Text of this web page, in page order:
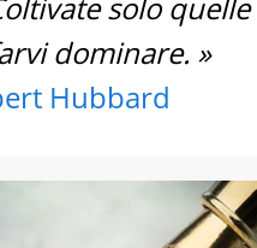
dominare. »
Hubbard